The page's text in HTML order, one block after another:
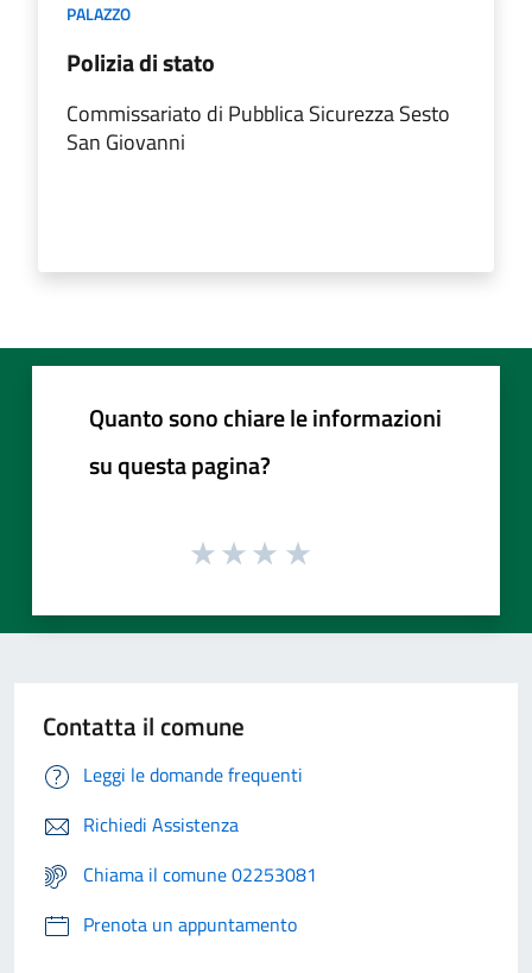
PALAZZO
Polizia di stato
Commissariato di Pubblica Sicurezza Sesto
San Giovanni
Quanto sono chiare le informazioni
su questa pagina?
Contatta il comune
Leggi le domande frequenti
Richiedi Assistenza
Chiama il comune 02253081
Prenota un appuntamento